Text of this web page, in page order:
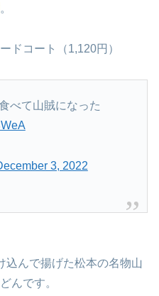
。
ドコート（1,120円）
べて山賊になった
3, 2022
込んで揚げた松本の名物山
んです。